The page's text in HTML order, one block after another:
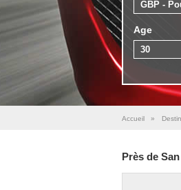
Age
Accueil »
Près de